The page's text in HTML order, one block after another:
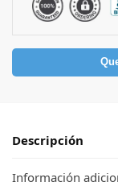
Descripción
Información